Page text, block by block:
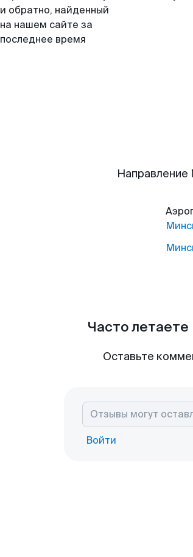
и обратно, найденный
на нашем сайте за
последнее время
Часто
Оставьте
Войти